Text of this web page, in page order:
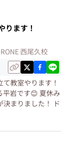
ります！
西尾久校
教室やります！
平岩です😊 夏休み
まりました！ ド